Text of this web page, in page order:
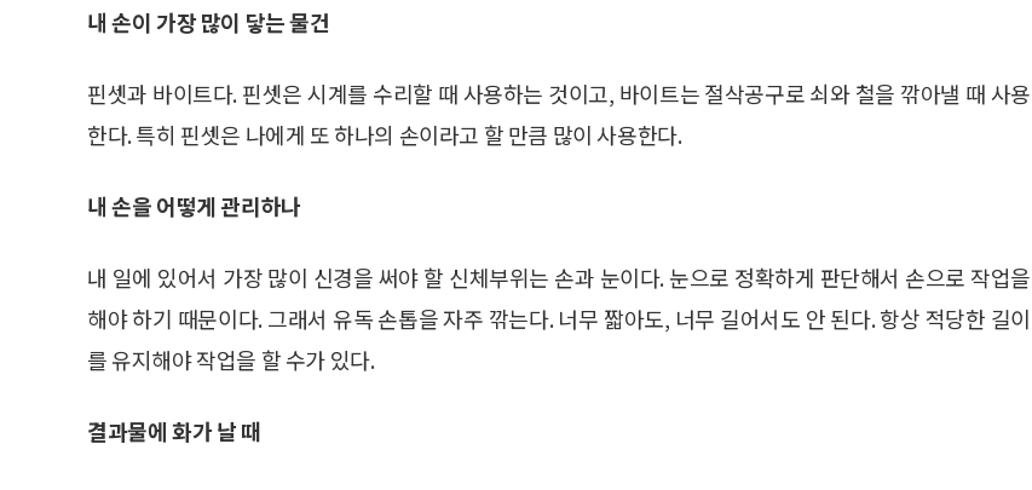
내 손이 가장 많이 닿는 물건
핀셋과 바이트다. 핀셋은 시계를 수리할 때 사용하는 것이고, 바이트는 절삭공구로 쇠와 철을 깎아낼 때 사용
한다. 특히 핀셋은 나에게 또 하나의 손이라고 할 만큼 많이 사용한다.
내 손을 어떻게 관리하나
내 일에 있어서 가장 많이 신경을 써야 할 신체부위는 손과 눈이다. 눈으로 정확하게 판단해서 손으로 작업을
해야 하기 때문이다. 그래서 유독 손톱을 자주 깎는다. 너무 짧아도, 너무 길어서도 안 된다. 항상 적당한 길이
를 유지해야 작업을 할 수가 있다.
결과물에 화가 날 때